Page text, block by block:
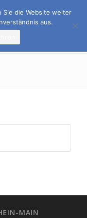
MAIN
Sie die Website weiter
aus.